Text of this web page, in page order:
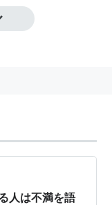
免許を要し，ま
人は不満を語